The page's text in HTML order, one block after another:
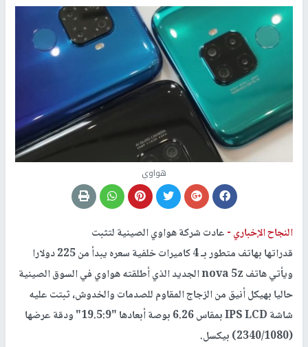
هواوي
النجاح الإخباري -عادت شركة هواوي الصينية لتثبت
قدراتها بهاتف متطور بـ 4 كاميرات خلفية سعره يبدأ من 225 دولارا
ويأتي هاتف nova 5z الجديد الذي أطلقته هواوي في السوق الصينية
حاليا بهيكل أنيق من الزجاج المقاوم للصدمات والخدوش، ثبتت عليه
شاشة IPS LCD بمقاس 6.26 بوصة أبعادها "19.5:9" ودقة عرضها
(2340/1080) بيكسل.